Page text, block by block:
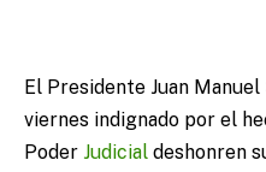
El Presidente Juan
viernes indignado por el
Poder Judicial deshonren